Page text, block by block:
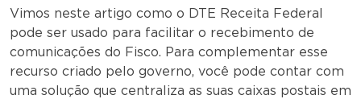
Vimos neste artigo como o DTE Receita Federal
pode ser usado para facilitar o recebimento de
comunicações do Fisco. Para complementar esse
recurso criado pelo governo, você pode contar com
uma solução que centraliza as suas caixas postais em